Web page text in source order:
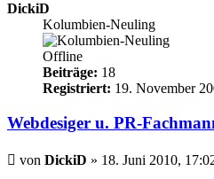
DickiD
Kolumbien-Neuling
Offline
Beiträge: 18
Registriert: 19. November
Webdesiger u. PR-
Beitrag
von DickiD » 18. Juni 2010,